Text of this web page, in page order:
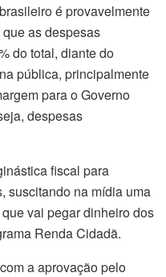
é provavelmente
as despesas
do total, diante do
pública, principalmente
para o Governo
despesas
fiscal para
suscitando na mídia uma
vai pegar dinheiro dos
Renda Cidadã.
a aprovação pelo